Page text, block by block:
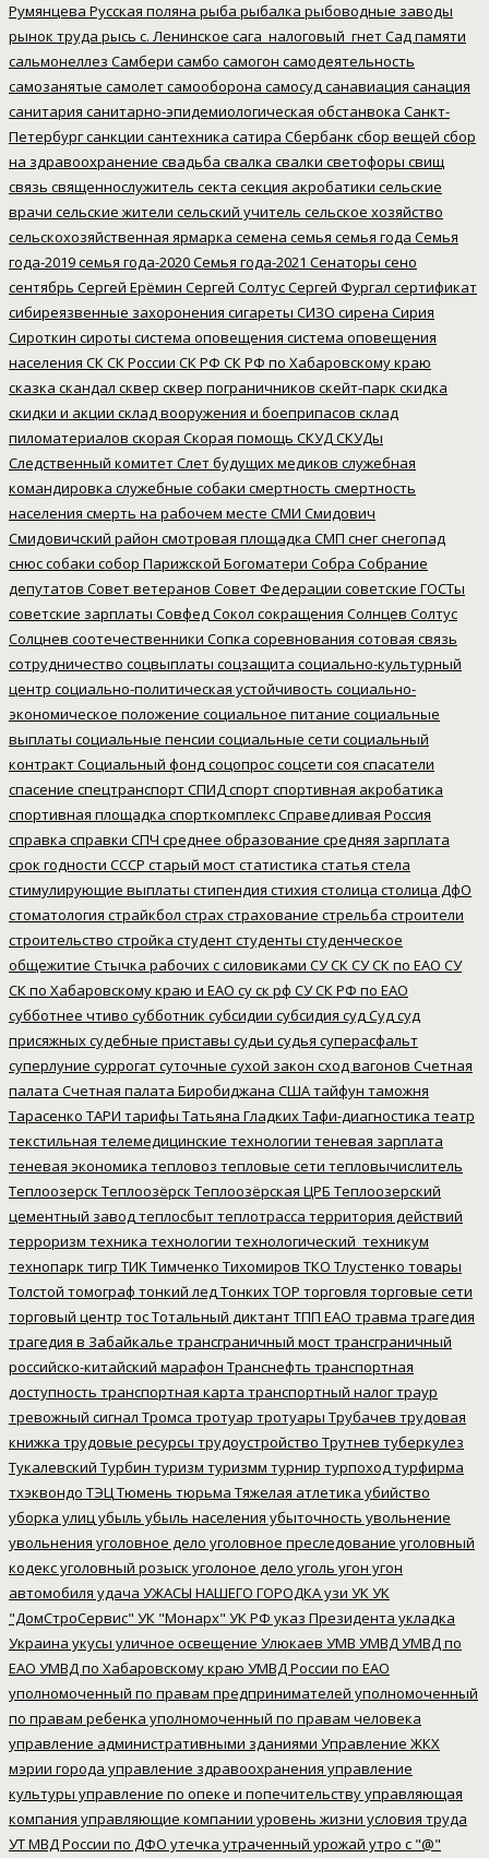
Румянцева Русская поляна рыба рыбалка рыбоводные заводы
рынок труда рысь с. Ленинское сага_налоговый_гнетСад памяти
сальмонеллез Самбери самбо самогон самодеятельность
самозанятые самолетсамооборона самосудсанавиация санация
санитария санитарно-эпидемиологическая обстанвока Санкт-
Петербургсанкции сантехника сатира Сбербанк сбор вещей сбор
на здравоохранение свадьба свалка свалки светофоры свищ
связь священнослужитель секта секция акробатики сельские
врачи сельские жители сельский учитель сельское хозяйство
сельскохозяйственная ярмарка семена семья семья года Семья
года-2019семья года-2020Семья года-2021 Сенаторы сено
сентябрь Сергей Ерёмин Сергей СолтусСергей Фургал сертификат
сибиреязвенные захоронения сигареты СИЗО сирена Сирия
Сироткин сироты система оповещения система оповещения
населения СКСК России СК РФ СК РФ по Хабаровскому краю
сказка скандал сквер сквер пограничников скейт-парк скидка
скидки и акции склад вооружения и боеприпасов склад
пиломатериалов скорая Скорая помощь СКУДСКУДы
Следственный комитетСлет будущих медиков служебная
командировка служебные собаки смертность смертность
населения смерть на рабочем месте СМИ Смидович
Смидовичский район смотровая площадка СМП снегснегопад
снюссобаки собор Парижской Богоматери Собра Собрание
депутатов Совет ветеранов Совет Федерации советские ГОСТы
советские зарплаты СовфедСокол сокращения Солнцев Солтус
Солцнев соотечественники Сопка соревнования сотовая связь
сотрудничество соцвыплаты соцзащита социально-культурный
центр социально-политическая устойчивость социально-
экономическое положение социальное питание социальные
выплаты социальные пенсии социальные сети социальный
контрактСоциальный фондсоцопроссоцсети соя спасатели
спасение спецтранспортСПИДспортспортивная акробатика
спортивная площадка спорткомплексСправедливая Россия
справка справки СПЧ среднее образование средняя зарплата
срок годности СССР старый мостстатистика статья стела
стимулирующие выплаты стипендия стихия столица столица ДфО
стоматология страйкбол страхстрахование стрельба строители
строительство стройка студентстуденты студенческое
общежитие Стычка рабочих с силовиками СУ СКСУ СК по ЕАО СУ
СК по Хабаровскому краю и ЕАО су ск рф СУ СК РФ по ЕАО
субботнее чтиво субботник субсидии субсидия судСудсуд
присяжныхсудебные приставы судьи судья суперасфальт
суперлуние суррогатсуточные сухой закон сход вагонов Счетная
палата Счетная палата Биробиджана СШАтайфун таможня
Тарасенко ТАРИ тарифы Татьяна ГладкихТафи-диагностика театр
текстильная телемедицинские технологии теневая зарплата
теневая экономика тепловоз тепловые сети тепловычислитель
Теплоозерск Теплоозёрск Теплоозёрская ЦРБ Теплоозерский
цементный заводтеплосбыттеплотрасса территория действий
терроризм техника технологии технологический_техникум
технопарк тигр ТИКТимченко Тихомиров ТКО Тлустенко товары
Толстой томограф тонкий ледТонкихТОР торговля торговые сети
торговый центр тосТотальный диктантТПП ЕАО травма трагедия
трагедия в Забайкалье трансграничный мосттрансграничный
российско-китайский марафон Транснефть транспортная
доступность транспортная карта транспортный налогтраур
тревожный сигнал Тромса тротуар тротуары Трубачев трудовая
книжка трудовые ресурсы трудоустройство Трутнев туберкулез
Тукалевский Турбин туризм туризмм турнир турпоходтурфирма
тхэквондо ТЭЦТюмень тюрьма Тяжелая атлетика убийство
уборка улицубыль убыль населения убыточность увольнение
увольнения уголовное дело уголовное преследование уголовный
кодексуголовный розыск уголоное дело уголь угон угон
автомобиля удача УЖАСЫ НАШЕГО ГОРОДКАузи УКУК
"ДомСтроСервис" УК "Монарх" УК РФ указ Президента укладка
Украина укусы уличное освещение Улюкаев УМВ УМВДУМВД по
ЕАО УМВД по Хабаровскому краю УМВД России по ЕАО
уполномоченный по правам предпринимателей уполномоченный
по правам ребенка уполномоченный по правам человека
управление административными зданиями Управление ЖКХ
мэрии города управление здравоохранения управление
культуры управление по опеке и попечительствууправляющая
компания управляющие компании уровень жизни условия труда
УТ МВД России по ДФО утечка утраченный урожай утро с "@"